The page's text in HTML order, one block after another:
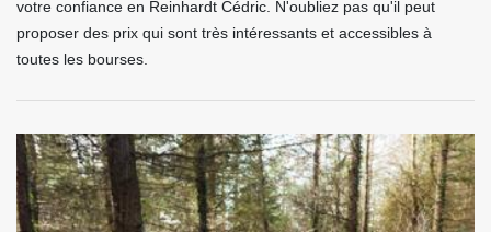
votre confiance en Reinhardt Cédric. N'oubliez pas qu'il peut
proposer des prix qui sont très intéressants et accessibles à
toutes les bourses.